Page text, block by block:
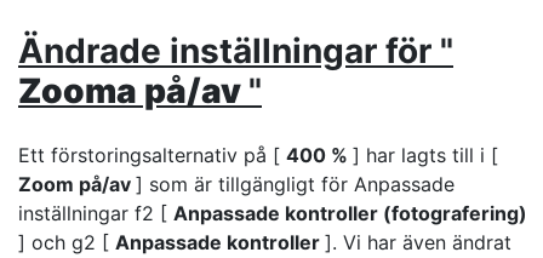
Ändrade inställningar för "
Zooma på/av "
Ett förstoringsalternativ på [ 400 % ] har lagts till i [
Zoom på/av ] som är tillgängligt för Anpassade
inställningar f2 [ Anpassade kontroller (fotografering)
] och g2 [ Anpassade kontroller ]. Vi har även ändrat